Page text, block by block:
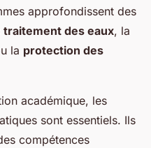
approfondissent des
traitement des eaux, la
la protection des
académique, les
sont essentiels. Ils
compétences